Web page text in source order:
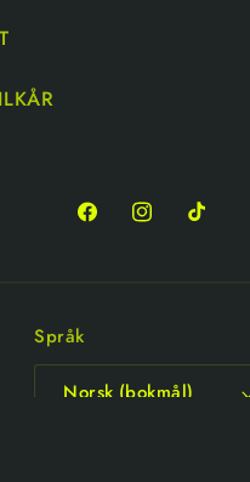
Språk
Norsk (bokmål)